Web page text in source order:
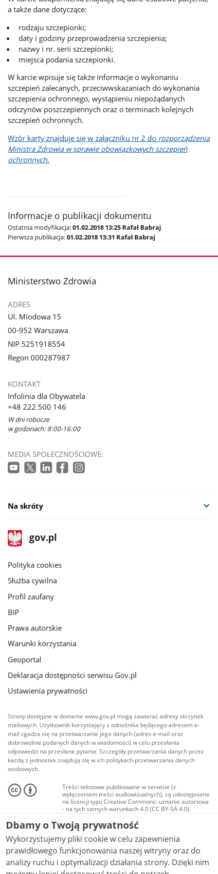
a także dane dotyczące:
rodzaju szczepionki;
daty i godziny przeprowadzenia szczepienia;
nazwy i nr. serii szczepionki;
miejsca podania szczepionki.
W karcie wpisuje się także informacje o wykonaniu
szczepień zalecanych, przeciwwskazaniach do wykonania
szczepienia ochronnego, wystąpieniu niepożądanych
odczynów poszczepiennych oraz o terminach kolejnych
szczepień ochronnych.
Wzór karty znajduje się w załączniku nr 2 do rozporządzenia
Ministra Zdrowia w sprawie obowiązkowych szczepień
ochronnych.
Informacje o publikacji dokumentu
Ostatnia modyfikacja:01.02.2018 13:25 Rafał Babraj
Pierwsza publikacja:01.02.2018 13:31 Rafał Babraj
stopka
Ministerstwo Zdrowia
ADRES
Ul. Miodowa 15
00-952 Warszawa
NIP 5251918554
Regon 000287987
KONTAKT
Infolinia dla Obywatela
+48 222 500 146
W dni robocze
w godzinach: 8:00-16:00
MEDIA SPOŁECZNOŚCIOWE:
Na skróty
stopka
gov.pl
Strona
gov.pl
gov.pl
Polityka cookies
Służba cywilna
Profil zaufany
BIP
Prawa autorskie
Warunki korzystania
Geoportal
Deklaracja dostępności serwisu Gov.pl
Ustawienia prywatności
Strony dostępne w domenie www.gov.pl mogą zawierać adresy skrzynek
mailowych. Użytkownik korzystający z odnośnika będącego adresem e-
mail zgadza się na przetwarzanie jego danych (adres e-mail oraz
dobrowolnie podanych danych w wiadomości) w celu przesłania
odpowiedzi na przesłane pytania. Szczegóły przetwarzania danych przez
każdą z jednostek znajdują się w ich politykach przetwarzania danych
osobowych.
Treści tekstowe publikowane w serwisie (z
wyłączeniem treści audiowizualnych), są udostępniane
na licencji typu Creative Commons: uznanie autorstwa
- na tych samych warunkach 4.0 (CC BY-SA 4.0).
Materiały audiowizualne, w tym zdjęcia, materiały
audio i wideo, są udostępniane na licencji typu
Creative Commons: uznanie autorstwa użycie
niekomercyjne - bez utworów zależnych 4.0 (CC BY-
NC-ND 4.0), o ile nie jest to stwierdzone inaczej.
Dbamy o Twoją prywatność
Wykorzystujemy pliki cookie w celu zapewnienia
prawidłowego funkcjonowania naszej witryny oraz do
analizy ruchu i optymalizacji działania strony. Dzięki nim